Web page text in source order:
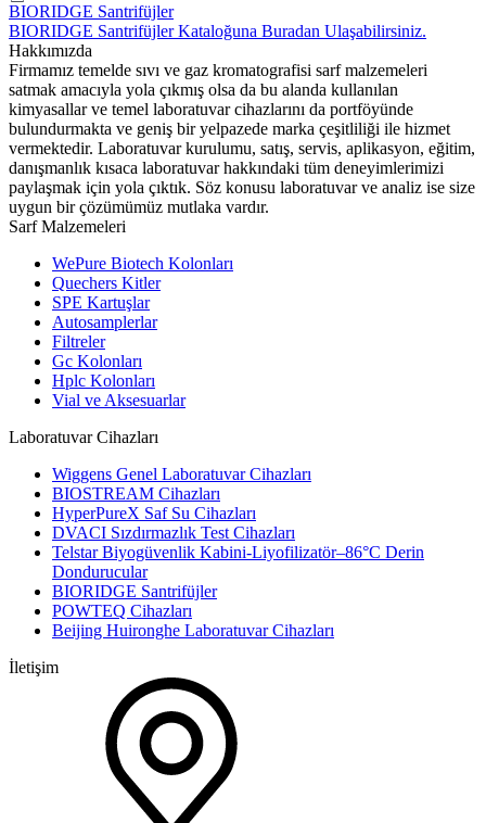
BIORIDGE Santrifüjler
BIORIDGE Santrifüjler Kataloğuna Buradan Ulaşabilirsiniz.
Hakkımızda
Firmamız temelde sıvı ve gaz kromatografisi sarf malzemeleri
satmak amacıyla yola çıkmış olsa da bu alanda kullanılan
kimyasallar ve temel laboratuvar cihazlarını da portföyünde
bulundurmakta ve geniş bir yelpazede marka çeşitliliği ile hizmet
vermektedir. Laboratuvar kurulumu, satış, servis, aplikasyon, eğitim,
danışmanlık kısaca laboratuvar hakkındaki tüm deneyimlerimizi
paylaşmak için yola çıktık. Söz konusu laboratuvar ve analiz ise size
uygun bir çözümümüz mutlaka vardır.
Sarf Malzemeleri
WePure Biotech Kolonları
Quechers Kitler
SPE Kartuşlar
Autosamplerlar
Filtreler
Gc Kolonları
Hplc Kolonları
Vial ve Aksesuarlar
Laboratuvar Cihazları
Wiggens Genel Laboratuvar Cihazları
BIOSTREAM Cihazları
HyperPureX Saf Su Cihazları
DVACI Sızdırmazlık Test Cihazları
Telstar Biyogüvenlik Kabini-Liyofilizatör–86°C Derin
Dondurucular
BIORIDGE Santrifüjler
POWTEQ Cihazları
Beijing Huironghe Laboratuvar Cihazları
İletişim